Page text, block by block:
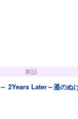
単話
2Years Later～遥のぬ